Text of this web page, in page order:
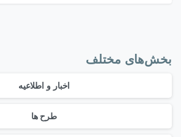
بخش‌های مختلف
اخبار و اطلاعیه
طرح ها